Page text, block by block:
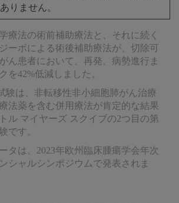
りません。
療法の術前補助療法と、それに続く
ーボによる術後補助療法が、切除可
ん患者において、再発、病勢進行ま
を42%低減しました。
験は、非転移性非小細胞肺がん治療
法薬を含む併用療法が肯定的な結果
ル マイヤーズ スクイブの2つ目の第
です。
タは、2023年欧州臨床腫瘍学会年次
シャルシンポジウムで発表されま